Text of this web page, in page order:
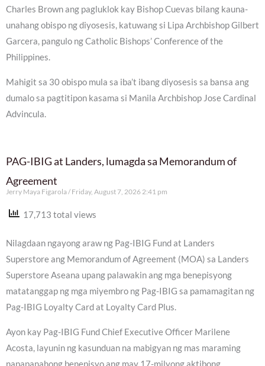
Charles Brown ang pagluklok kay Bishop Cuevas bilang kauna-
unahang obispo ng diyosesis, katuwang si Lipa Archbishop Gilbert
Garcera, pangulo ng Catholic Bishops’ Conference of the
Philippines.
Mahigit sa 30 obispo mula sa iba’t ibang diyosesis sa bansa ang
dumalo sa pagtitipon kasama si Manila Archbishop Jose Cardinal
Advincula.
PAG-IBIG at Landers, lumagda sa Memorandum of
Agreement
Jerry Maya Figarola Friday, August 7, 2026 2:41 pm
17,713 total views
Nilagdaan ngayong araw ng Pag-IBIG Fund at Landers
Superstore ang Memorandum of Agreement (MOA) sa Landers
Superstore Aseana upang palawakin ang mga benepisyong
matatanggap ng mga miyembro ng Pag-IBIG sa pamamagitan ng
Pag-IBIG Loyalty Card at Loyalty Card Plus.
Ayon kay Pag-IBIG Fund Chief Executive Officer Marilene
Acosta, layunin ng kasunduan na mabigyan ng mas maraming
napapanahong benepisyo ang may 17-milyong aktibong